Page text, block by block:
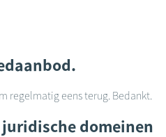
regelmatig eens terug. Bedankt.
domeinen